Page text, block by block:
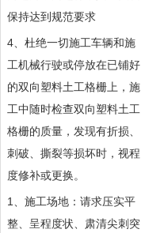
保持达到规范要求
4、杜绝一切施工车辆和施
工机械行驶或停放在已铺好
的双向塑料土工格栅上，施
工中随时检查双向塑料土工
格栅的质量，发现有折损、
刺破、撕裂等损坏时，视程
度修补或更换。
1、施工场地：请求压实平
整、呈程度状、肃清尖刺突